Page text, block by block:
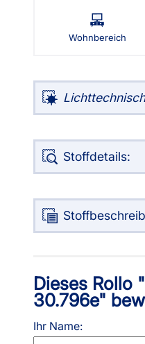
Wohnbereich
Stoffdetails:
Dieses Rollo
30.796e"
Ihr Name: